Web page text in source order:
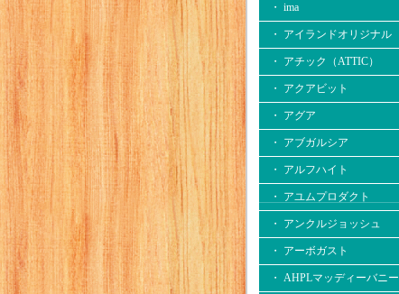
・ ima
・ アイランドオリジナル
・ アチック（ATTIC）
・ アクアビット
・ アグア
・ アブガルシア
・ アルフハイト
・ アユムプロダクト
・ アンクルジョッシュ
・ アーボガスト
・ AHPLマッディーバニー